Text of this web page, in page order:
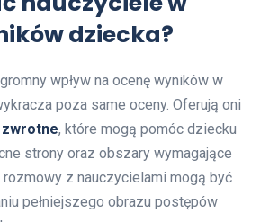
dziecka?
wpływ na ocenę wyników w
poza same oceny. Oferują oni
, które mogą pomóc dziecku
strony oraz obszary wymagające
rozmowy z nauczycielami mogą być
pełniejszego obrazu postępów